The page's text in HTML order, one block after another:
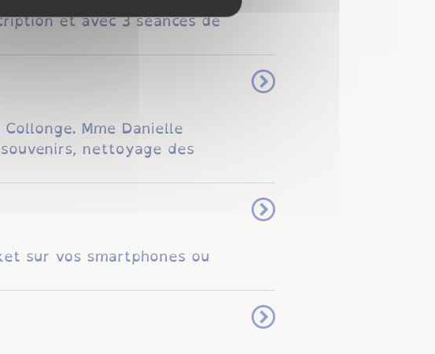
et avec 3 séances de
Mme Danielle
nettoyage des
sur vos smartphones ou